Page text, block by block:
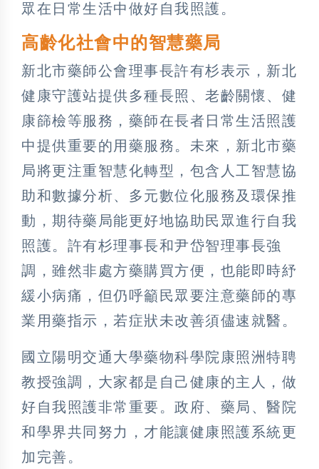
眾在日常生活中做好自我照護。
高齡化社會中的智慧藥局
新北市藥師公會理事長許有杉表示，新北
健康守護站提供多種長照、老齡關懷、健
康篩檢等服務，藥師在長者日常生活照護
中提供重要的用藥服務。未來，新北市藥
局將更注重智慧化轉型，包含人工智慧協
助和數據分析、多元數位化服務及環保推
動，期待藥局能更好地協助民眾進行自我
照護。許有杉理事長和尹岱智理事長強
調，雖然非處方藥購買方便，也能即時紓
緩小病痛，但仍呼籲民眾要注意藥師的專
業用藥指示，若症狀未改善須儘速就醫。
國立陽明交通大學藥物科學院康照洲特聘
教授強調，大家都是自己健康的主人，做
好自我照護非常重要。政府、藥局、醫院
和學界共同努力，才能讓健康照護系統更
加完善。